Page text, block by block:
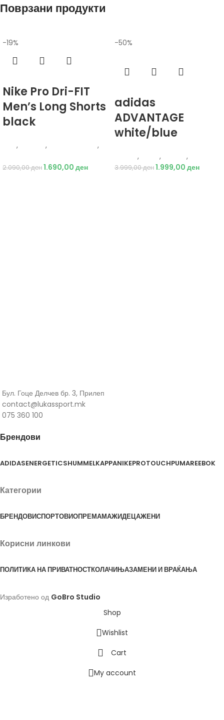
Поврзани продукти
-19%
Nike Pro Dri-FIT
Men’s Long Shorts
black
, ,
,
2.090,00ден1.690,00 ден
-50%
adidas
ADVANTAGE
white/blue
, , ,
3.999,00ден1.999,00 ден
Бул. Гоце Делчев бр. 3, Прилеп
contact@lukassport.mk
075 360 100
Брендови
ADIDASENERGETICSHUMMELKAPPANIKEPROTOUCHPUMAREEBOK
Категории
БРЕНДОВИСПОРТОВИОПРЕМАМАЖИДЕЦАЖЕНИ
Корисни линкови
ПОЛИТИКА НА ПРИВАТНОСТКОЛАЧИЊАЗАМЕНИ И ВРАЌАЊА
Изработено од GoBro Studio
Shop
Wishlist
Cart
My account